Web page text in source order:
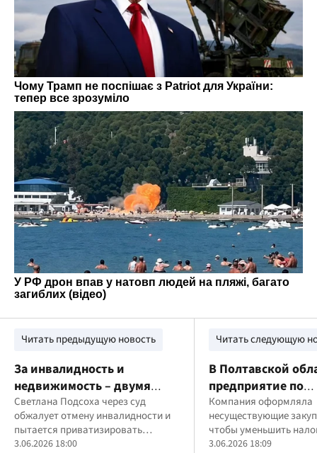
Читать предыдущую новость
За инвалидность и
недвижимость – двумя
руками: налоговица
Светлана Подсоха
инициировала два
Светлана Подсоха через суд
обжалует отмену инвалидности и
пытается приватизировать
служебное жилье
3.06.2026 18:00
Читать следующую
В Полтавской
предприятие по
производству
подозревают в
от уплаты 11,5
Компания оформляла
несуществующие
чтобы уменьшить
3.06.2026 18:09